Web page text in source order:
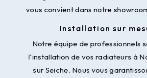
vous convient dans notre
Installation sur
Notre équipe de professionnels
l'installation de vos radiateurs à
sur Seiche. Nous vous